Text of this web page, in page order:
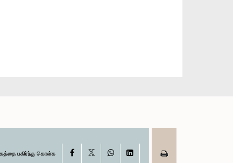
பகிர்ந்து கொள்க Facebook WhatsAppLinkedIn